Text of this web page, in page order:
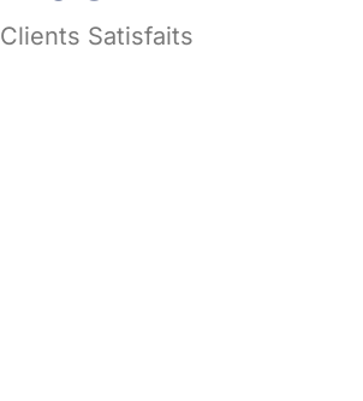
Clients Satisfaits